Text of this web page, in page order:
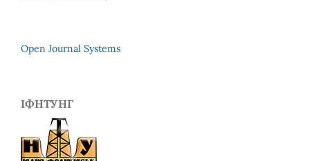
Open Journal Systems
ІФНТУНГ